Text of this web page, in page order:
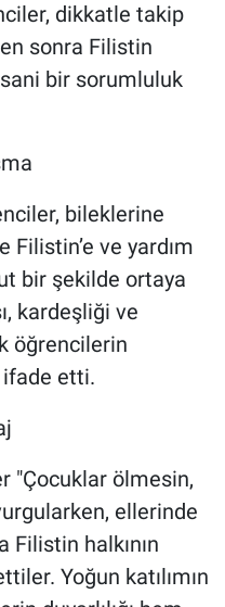
dikkatle takip
sonra Filistin
bir sorumluluk
bileklerine
Filistin’e ve yardım
bir şekilde ortaya
kardeşliği ve
öğrencilerin
ifade etti.
"Çocuklar ölmesin,
ellerinde
halkının
Yoğun katılımın